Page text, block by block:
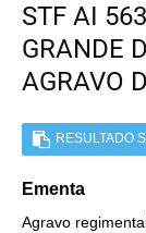
STF AI
GRANDE
AGRAVO
RESULTADO
Ementa
Agravo